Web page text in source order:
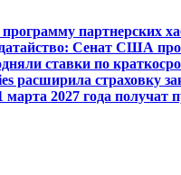
партнерских
Сенат США
ставки по
расширила страховку
марта 2027 года получат